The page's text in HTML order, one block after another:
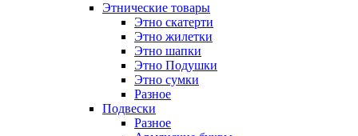
Этнические товары
Этно скатерти
Этно жилетки
Этно шапки
Этно Подушки
Этно сумки
Разное
Подвески
Разное